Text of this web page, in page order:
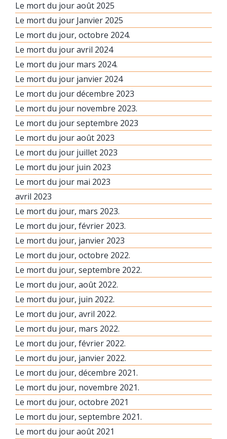
Le mort du jour août 2025
Le mort du jour Janvier 2025
Le mort du jour, octobre 2024.
Le mort du jour avril 2024
Le mort du jour mars 2024.
Le mort du jour janvier 2024
Le mort du jour décembre 2023
Le mort du jour novembre 2023.
Le mort du jour septembre 2023
Le mort du jour août 2023
Le mort du jour juillet 2023
Le mort du jour juin 2023
Le mort du jour mai 2023
avril 2023
Le mort du jour, mars 2023.
Le mort du jour, février 2023.
Le mort du jour, janvier 2023
Le mort du jour, octobre 2022.
Le mort du jour, septembre 2022.
Le mort du jour, août 2022.
Le mort du jour, juin 2022.
Le mort du jour, avril 2022.
Le mort du jour, mars 2022.
Le mort du jour, février 2022.
Le mort du jour, janvier 2022.
Le mort du jour, décembre 2021.
Le mort du jour, novembre 2021.
Le mort du jour, octobre 2021
Le mort du jour, septembre 2021.
Le mort du jour août 2021